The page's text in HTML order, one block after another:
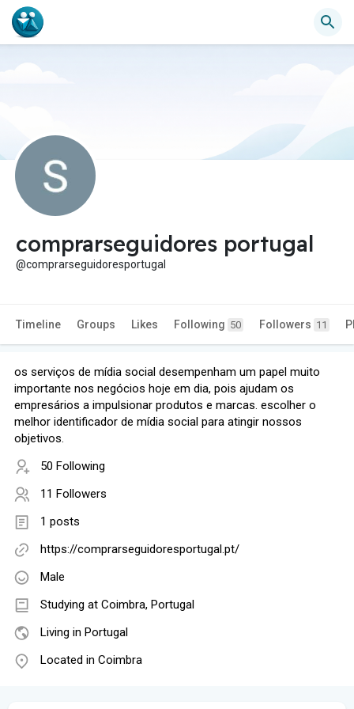
comprarseguidores portugal
@comprarseguidoresportugal
Timeline Groups Likes Following 50 Followers 11
os serviços de mídia social desempenham um papel muito
importante nos negócios hoje em dia, pois ajudam os
empresários a impulsionar produtos e marcas. escolher o
melhor identificador de mídia social para atingir nossos
objetivos.
50 Following
11 Followers
1 posts
https://comprarseguidoresportugal.pt/
Male
Studying at Coimbra, Portugal
Living in Portugal
Located in Coimbra